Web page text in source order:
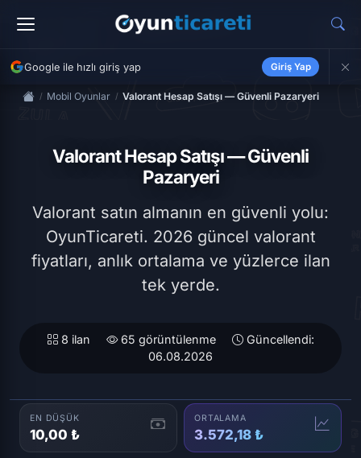
Google ile hızlı giriş yap Giriş Yap
Mobil Oyunlar Valorant Hesap Satışı — Güvenli Pazaryeri
Valorant Hesap Satışı — Güvenli
Pazaryeri
Valorant satın almanın en güvenli yolu:
OyunTicareti. 2026 güncel valorant
fiyatları, anlık ortalama ve yüzlerce ilan
tek yerde.
8 ilan 65 görüntülenme
Güncellendi:
06.08.2026
EN DÜŞÜK
10,00 ₺
ORTALAMA
3.572,18 ₺